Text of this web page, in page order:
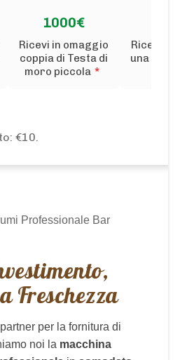
1000€
Ricevi in omaggio
coppia di Testa di
moro piccola *
Ricevi in
una
€10.
Freschezza
per la fornitura di
noi la macchina